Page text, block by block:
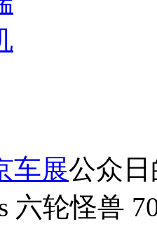
车展公众
六轮怪兽